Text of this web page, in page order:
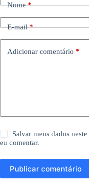
Nome*
E-mail*
Adicionar comentário *
Salvar meus dados
eu comentar.
Publicar comentário